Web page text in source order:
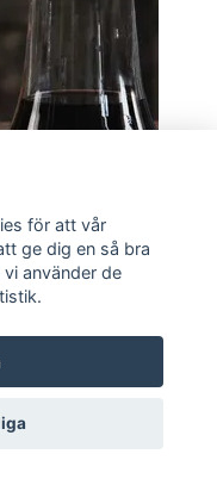
för att vår
ge dig en så bra
använder de